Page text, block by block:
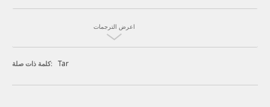
اعرض الترجمات
كلمة ذات صلة: Tar